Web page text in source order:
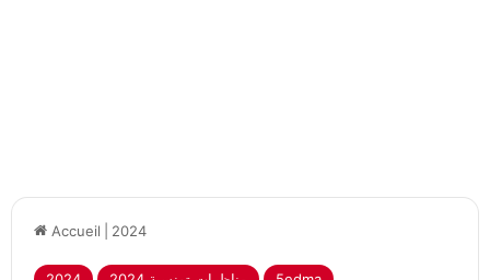
Accueil 2024